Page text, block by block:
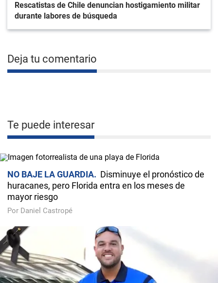
Rescatistas de Chile denuncian hostigamiento militar
durante labores de búsqueda
Deja tu comentario
Te puede interesar
NO BAJE LA GUARDIA
Disminuye el pronóstico de
huracanes, pero Florida entra en los meses de
mayor riesgo
Por Daniel Castropé